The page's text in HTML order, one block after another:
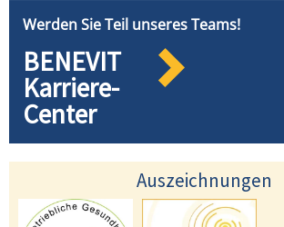
Werden Sie Teil unseres Teams!
BENEVIT
Karriere-
Center
Auszeichnungen